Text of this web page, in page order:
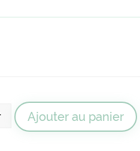
Tartinable huîtres de kerarzic en
Ajouter au panier